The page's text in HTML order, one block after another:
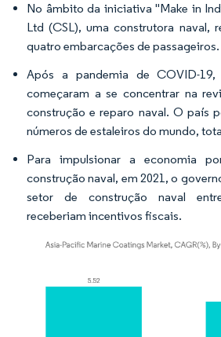
No âmbito da iniciativa "Make in
Ltd (CSL), uma construtora naval,
quatro embarcações de passageiros.
Após a pandemia de COVID-
começaram a se concentrar na
construção e reparo naval. O país
números de estaleiros do mundo,
Para impulsionar a economia
construção naval, em 2021, o
setor de construção naval
receberiam incentivos fiscais.